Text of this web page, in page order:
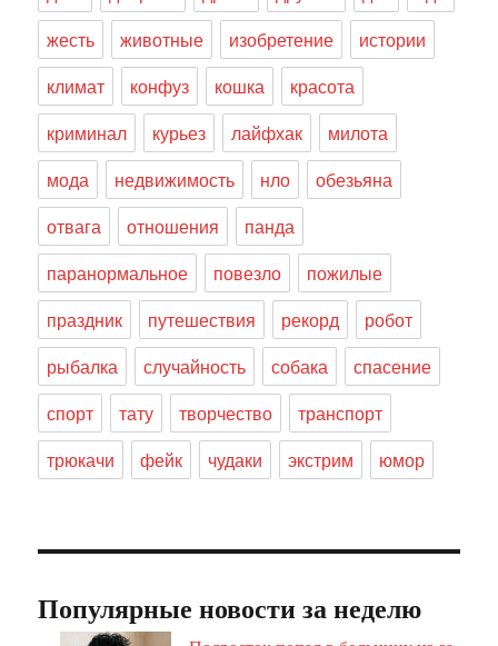
жесть
животные изобретение
истории
климат
конфуз кошка
красота
криминал
курьез лайфхак
милота
мода
недвижимость нло
обезьяна
отвага
отношения
панда
паранормальное
повезло
пожилые
праздник
путешествия рекорд
робот
рыбалка
случайность собака
спасение
спорт
тату творчество
транспорт
трюкачи
фейк чудаки экстрим юмор
Популярные новости за неделю